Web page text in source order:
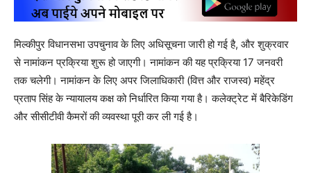
मिल्कीपुर विधानसभा उपचुनाव के लिए अधिसूचना जारी हो गई है, और शुक्रवार
से नामांकन प्रक्रिया शुरू हो जाएगी। नामांकन की यह प्रक्रिया 17 जनवरी
तक चलेगी। नामांकन के लिए अपर जिलाधिकारी (वित्त और राजस्व) महेंद्र
प्रताप सिंह के न्यायालय कक्ष को निर्धारित किया गया है। कलेक्ट्रेट में बैरिकेडिंग
और सीसीटीवी कैमरों की व्यवस्था पूरी कर ली गई है।